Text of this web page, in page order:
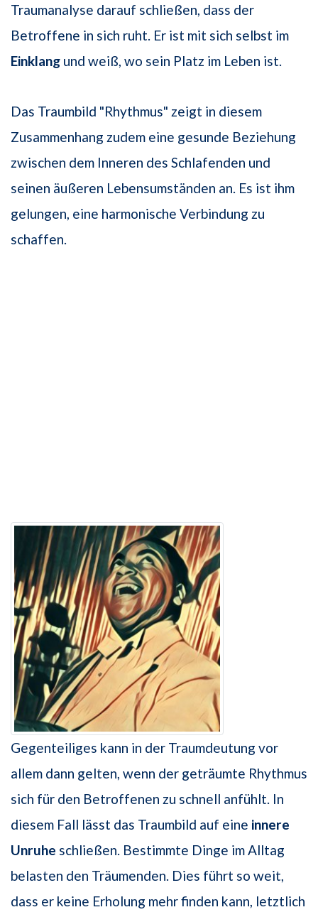
Traumanalyse darauf schließen, dass der
Betroffene in sich ruht. Er ist mit sich selbst im
Einklang und weiß, wo sein Platz im Leben ist.
Das Traumbild "Rhythmus" zeigt in diesem
Zusammenhang zudem eine gesunde Beziehung
zwischen dem Inneren des Schlafenden und
seinen äußeren Lebensumständen an. Es ist ihm
gelungen, eine harmonische Verbindung zu
schaffen.
Gegenteiliges kann in der Traumdeutung vor
allem dann gelten, wenn der geträumte Rhythmus
sich für den Betroffenen zu schnell anfühlt. In
diesem Fall lässt das Traumbild auf eine innere
Unruhe schließen. Bestimmte Dinge im Alltag
belasten den Träumenden. Dies führt so weit,
dass er keine Erholung mehr finden kann, letztlich